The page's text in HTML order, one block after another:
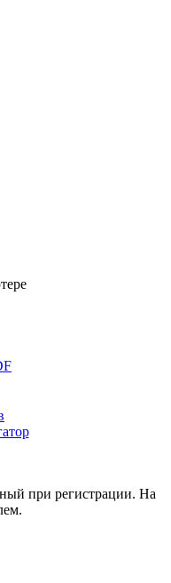
при регистрации. На